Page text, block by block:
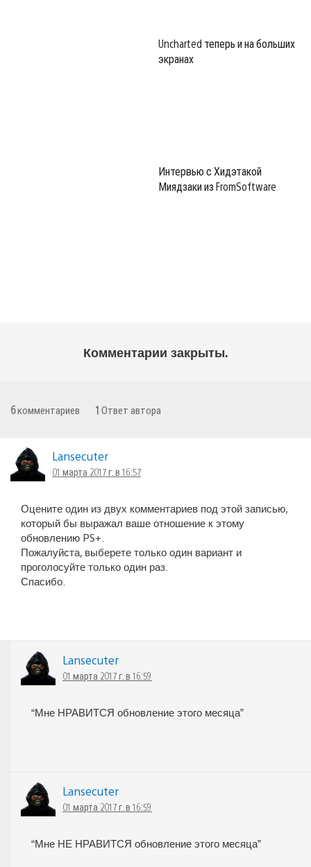
Uncharted теперь и на больших
экранах
Интервью с Хидэтакой
Миядзаки из FromSoftware
Комментарии закрыты.
6комментариев 1 Ответ автора
Lansecuter
01 марта 2017 г. в 16:57
Оцените один из двух комментариев под этой записью,
который бы выражал ваше отношение к этому
обновлению PS+.
Пожалуйста, выберете только один вариант и
проголосуйте только один раз.
Спасибо.
Lansecuter
01 марта 2017 г. в 16:59
“Мне НРАВИТСЯ обновление этого месяца”
Lansecuter
01 марта 2017 г. в 16:59
“Мне НЕ НРАВИТСЯ обновление этого месяца”